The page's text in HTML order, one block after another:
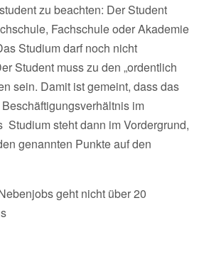
zu beachten: Der Student
Fachschule oder Akademie
Studium darf noch nicht
Student muss zu den „ordentlich
sein. Damit ist gemeint, dass das
im
Studium steht dann im Vordergrund,
genannten Punkte auf den
geht nicht über 20